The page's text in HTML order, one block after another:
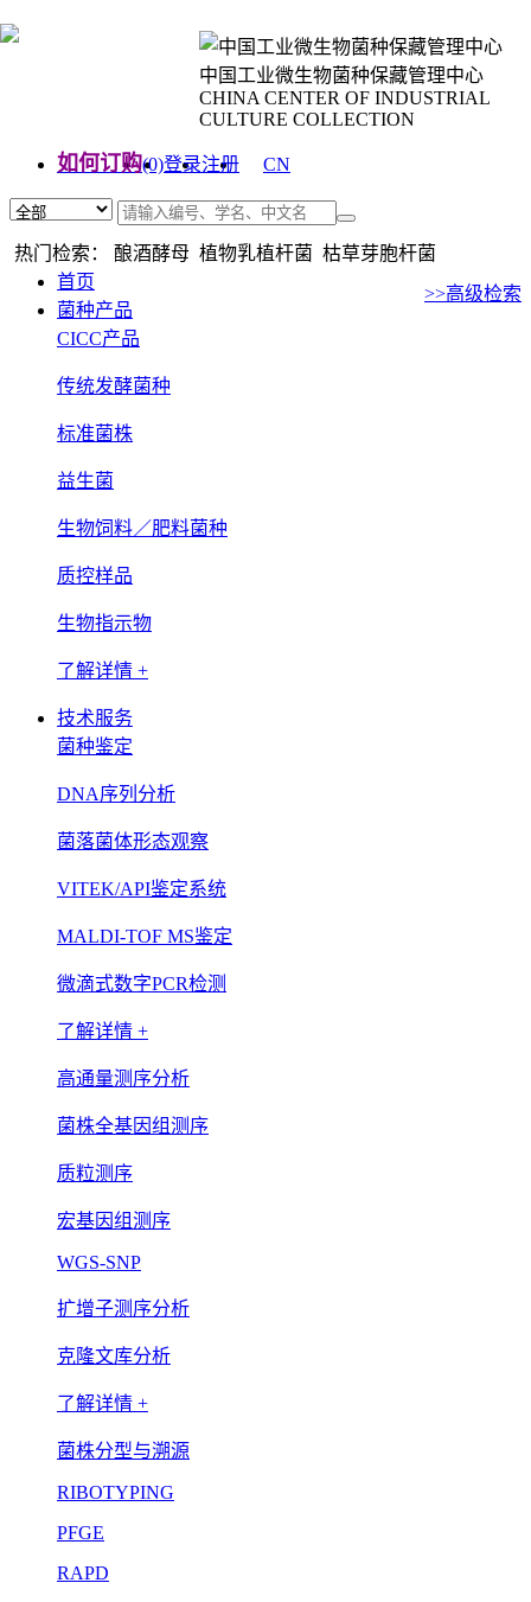
中国工业微生物菌种保藏管理中心
CHINA CENTER OF INDUSTRIAL
CULTURE COLLECTION
如何订购(0)登录注册
CN
热门检索： 酿酒酵母 植物乳植杆菌 枯草芽胞杆菌
>>高级检索
首页
菌种产品
CICC产品
传统发酵菌种
标准菌株
益生菌
生物饲料／肥料菌种
质控样品
生物指示物
了解详情 +
技术服务
菌种鉴定
DNA序列分析
菌落菌体形态观察
VITEK/API鉴定系统
MALDI-TOF MS鉴定
微滴式数字PCR检测
了解详情 +
高通量测序分析
菌株全基因组测序
质粒测序
宏基因组测序
WGS-SNP
扩增子测序分析
克隆文库分析
了解详情 +
菌株分型与溯源
RIBOTYPING
PFGE
RAPD